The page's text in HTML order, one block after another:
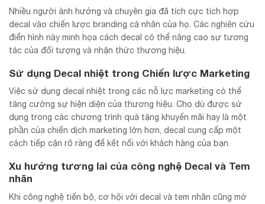
Nhiều người ảnh hưởng và chuyên gia đã tích cực tích hợp
decal vào chiến lược branding cá nhân của họ. Các nghiên cứu
điển hình này minh họa cách decal có thể nâng cao sự tương
tác của đối tượng và nhận thức thương hiệu.
Sử dụng Decal nhiệt trong Chiến lược Marketing
Việc sử dụng decal nhiệt trong các nỗ lực marketing có thể
tăng cường sự hiện diện của thương hiệu. Cho dù được sử
dụng trong các chương trình quà tặng khuyến mãi hay là một
phần của chiến dịch marketing lớn hơn, decal cung cấp một
cách tiếp cận rõ ràng để kết nối với khách hàng của bạn.
Xu hướng tương lai của công nghệ Decal và Tem
nhãn
Khi công nghệ tiến bộ, cơ hội với decal và tem nhãn cũng mở